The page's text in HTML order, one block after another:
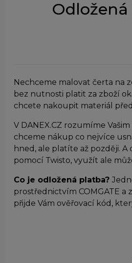
Nechceme malovat čerta na
bez nutnosti platit za zboží
chcete nakoupit materiál
V DANEX.CZ rozumíme
chceme nákup co nejvíce
hned, ale platíte až později. A
pomocí Twisto, využít ale
Co je odložená platba?
prostřednictvím COMGATE
přijde Vám ověřovací kód,